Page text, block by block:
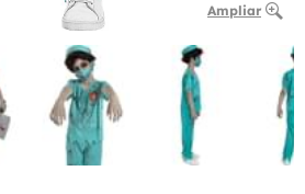
Ampliar